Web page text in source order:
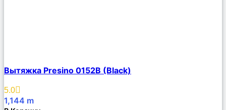
Описание
Избранное
Вытяжка Presino 0152B (Black)
5.0
1,144 m